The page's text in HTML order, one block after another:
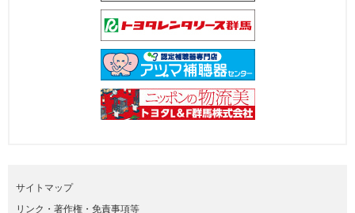
サイトマップ
リンク・著作権・免責事項等